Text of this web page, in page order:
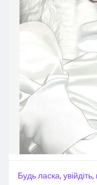
Будь ласка,